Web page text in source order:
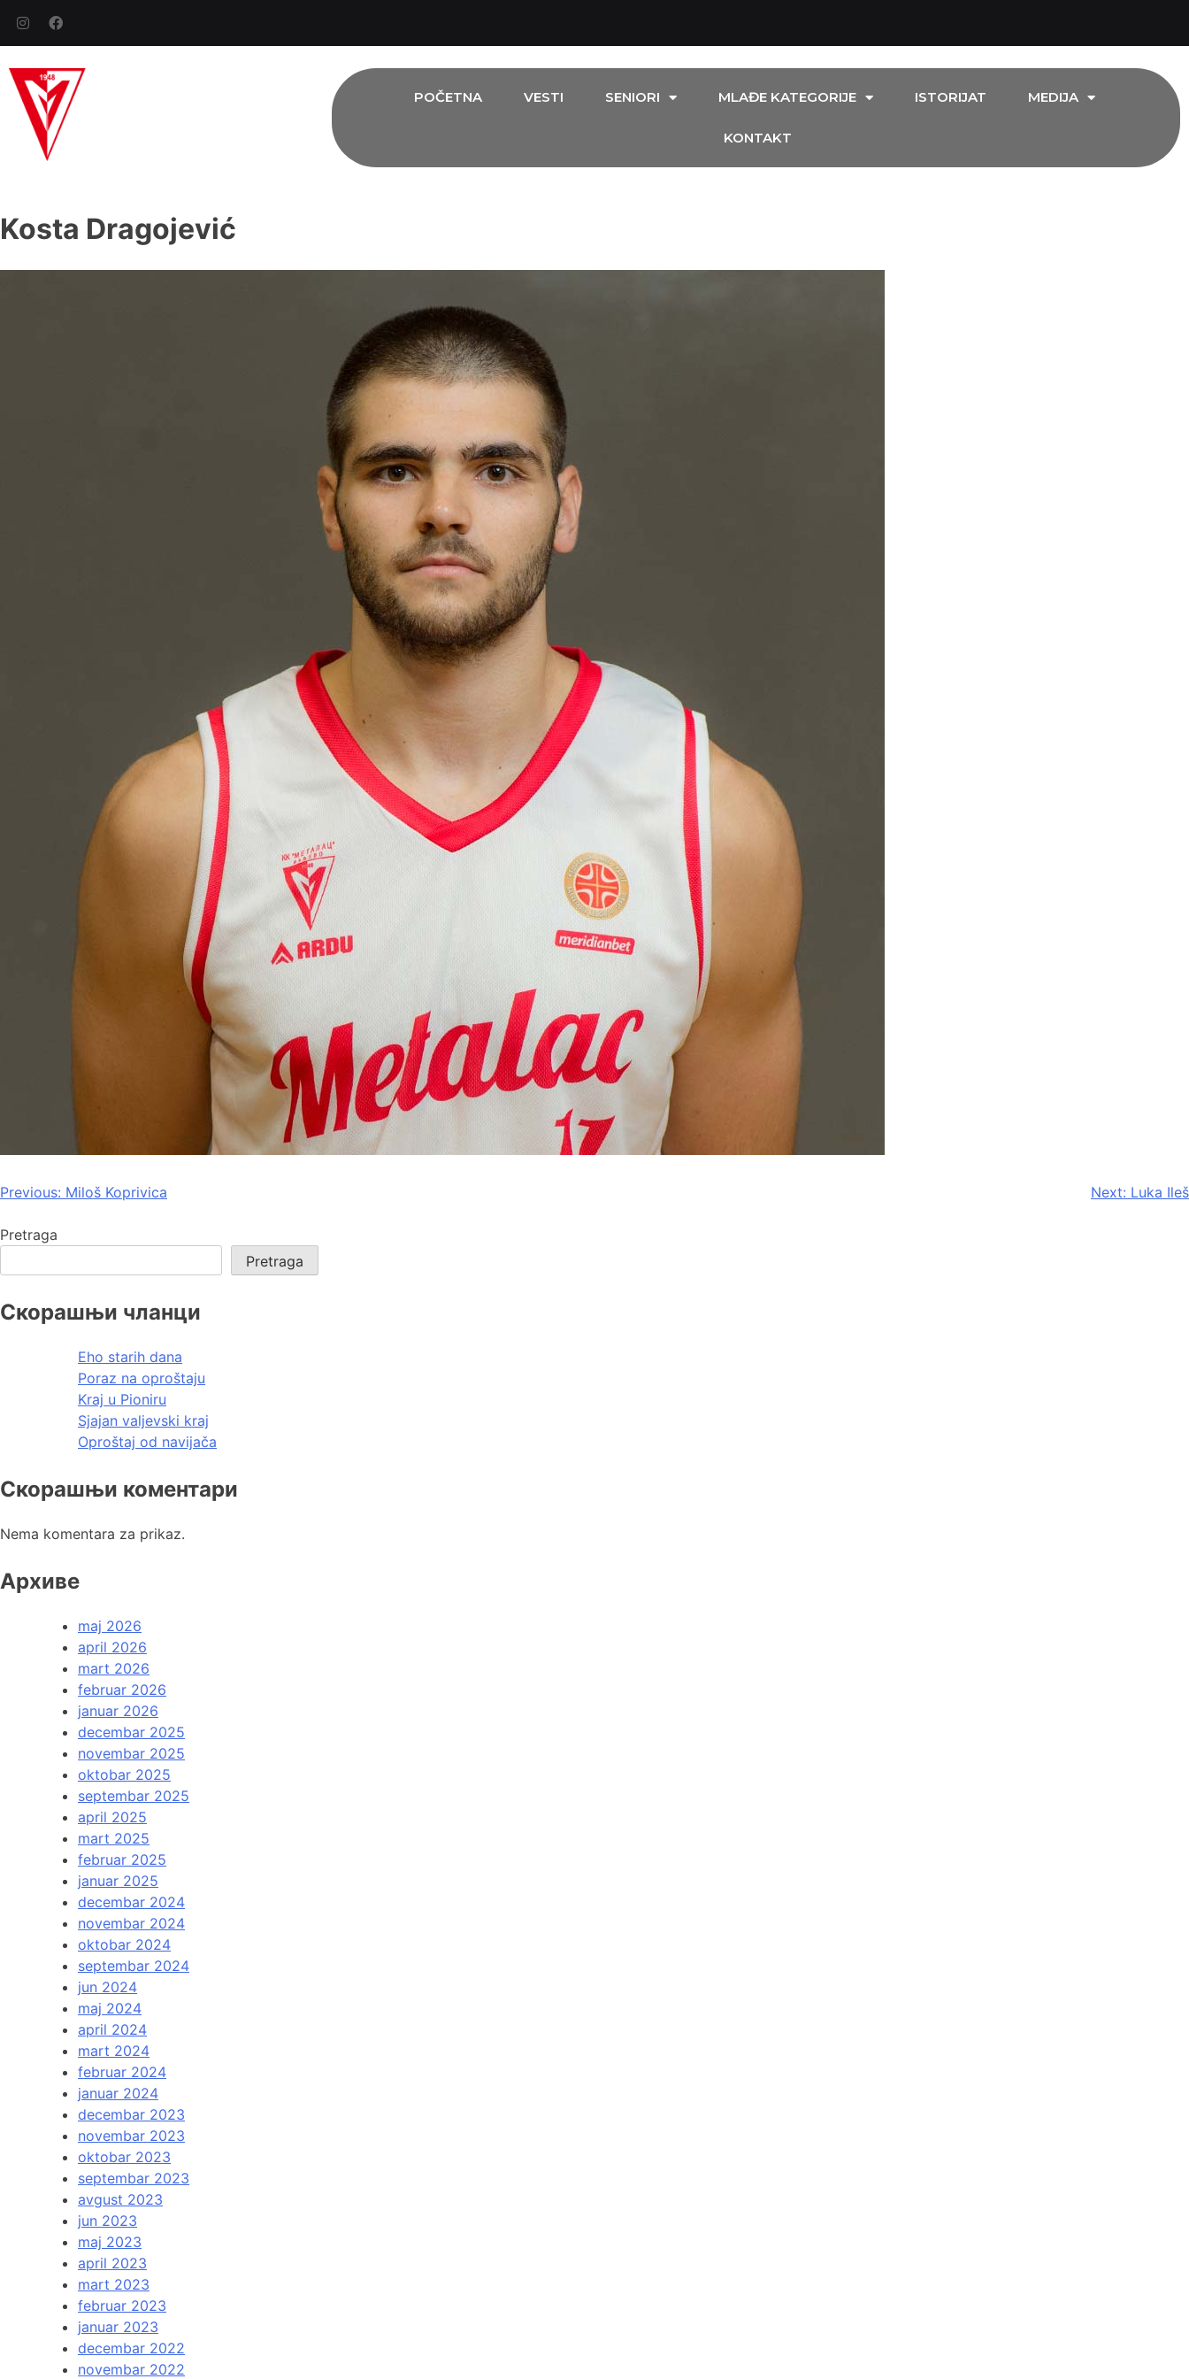
POČETNA VESTI SENIORI MLAĐE KATEGORIJE ISTORIJAT MEDIJA
KONTAKT
Kosta Dragojević
Previous: Miloš Koprivica Next: Luka Ileš
Pretraga
Pretraga
Скорашњи чланци
Eho starih dana
Poraz na oproštaju
Kraj u Pioniru
Sjajan valjevski kraj
Oproštaj od navijača
Скорашњи коментари
Nema komentara za prikaz.
Архиве
maj 2026
april 2026
mart 2026
februar 2026
januar 2026
decembar 2025
novembar 2025
oktobar 2025
septembar 2025
april 2025
mart 2025
februar 2025
januar 2025
decembar 2024
novembar 2024
oktobar 2024
septembar 2024
jun 2024
maj 2024
april 2024
mart 2024
februar 2024
januar 2024
decembar 2023
novembar 2023
oktobar 2023
septembar 2023
avgust 2023
jun 2023
maj 2023
april 2023
mart 2023
februar 2023
januar 2023
decembar 2022
novembar 2022